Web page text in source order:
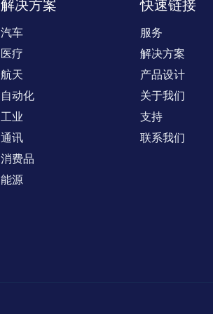
解决方案
汽车
医疗
航天
自动化
工业
通讯
消费品
能源
快速链接
服务
解决方案
产品设计
关于我们
支持
联系我们